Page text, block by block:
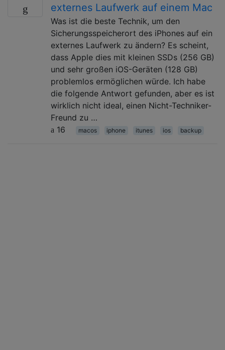
externes Laufwerk auf einem Mac
Was ist die beste Technik, um den
Sicherungsspeicherort des iPhones auf ein
externes Laufwerk zu ändern? Es scheint,
dass Apple dies mit kleinen SSDs (256 GB)
und sehr großen iOS-Geräten (128 GB)
problemlos ermöglichen würde. Ich habe
die folgende Antwort gefunden, aber es ist
wirklich nicht ideal, einen Nicht-Techniker-
Freund zu …
16
macos iphone itunes ios backup